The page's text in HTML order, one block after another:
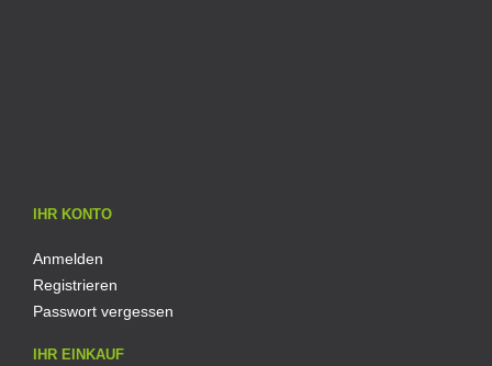
IHR KONTO
Anmelden
Registrieren
Passwort vergessen
IHR EINKAUF